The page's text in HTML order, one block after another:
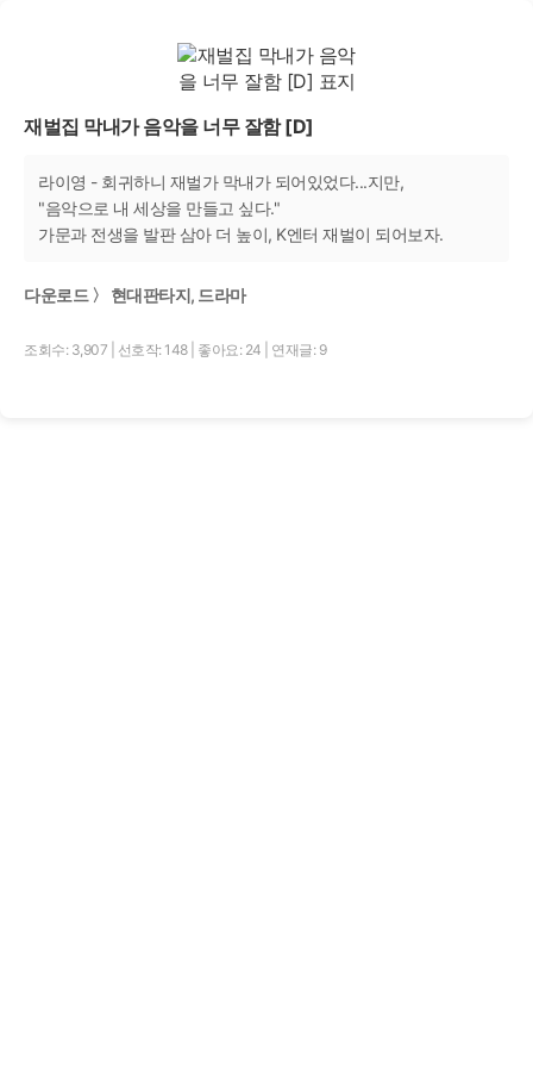
재벌집 막내가 음악을 너무 잘함 [D]
라이영 - 회귀하니 재벌가 막내가 되어있었다...지만,
"음악으로 내 세상을 만들고 싶다."
가문과 전생을 발판 삼아 더 높이, K엔터 재벌이 되어보자.
다운로드 〉 현대판타지, 드라마
조회수: 3,907 선호작: 148 좋아요: 24 연재글: 9